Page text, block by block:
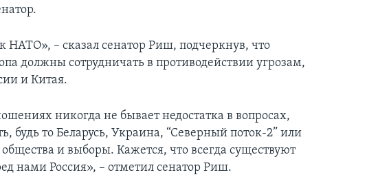
– сказал сенатор Риш, подчеркнув, что
должны сотрудничать в противодействии угрозам,
и Китая.
никогда не бывает недостатка в вопросах,
будь то Беларусь, Украина, “Северный поток-2” или
и выборы. Кажется, что всегда существуют
нами Россия», – отметил сенатор Риш.